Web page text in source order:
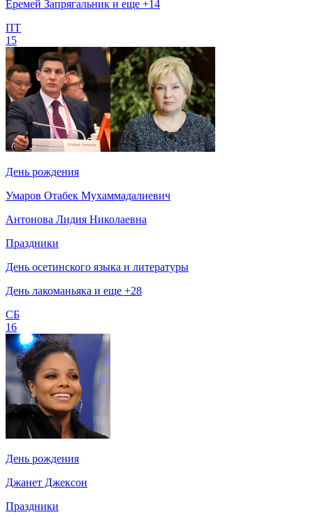
Еремей Запрягальник и еще +14
ПТ
15
День рождения
Умаров Отабек Мухаммадалиевич
Антонова Лидия Николаевна
Праздники
День осетинского языка и литературы
День лакоманьяка и еще +28
СБ
16
День рождения
Джанет Джексон
Праздники